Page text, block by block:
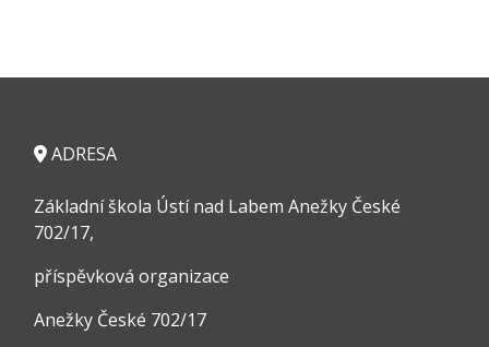
ADRESA
Základní škola Ústí nad Labem Anežky České
702/17,
příspěvková organizace
Anežky České 702/17